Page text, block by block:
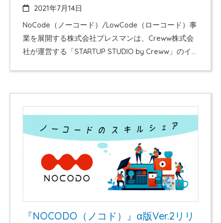
2021年7月14日
NoCode（ノーコード）/LowCode（ローコード）事
業を展開する株式会社プレスマンは、Creww株式会
社が運営する「STARTUP STUDIO by Creww」のイ
ンキュベーションプログラム…期間限定で開催してい
る起業・事業化支援を目的としたプログラムです。
約半年の期間でメンバー募集、プロダクト開発、市
場検証を行い、新規事業の事業化を目指します。 概
要 株式会社プレスマンが2021年5月17日にα版Ver.2と
して公開したNoCode（ノーコード）の人材プラット
フォーム「NOCODO…
『NOCODO（ノコド）』α版Ver.2リリ